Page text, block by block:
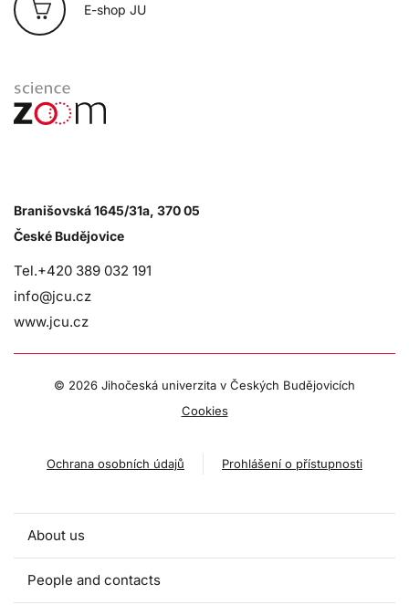
E-shop JU
Branišovská 1645/31a, 370 05
České Budějovice
Tel.+420 389 032 191
info@jcu.cz
www.jcu.cz
© 2026 Jihočeská univerzita v Českých Budějovicích
Cookies
Ochrana osobních údajů Prohlášení o přístupnosti
About us
People and contacts